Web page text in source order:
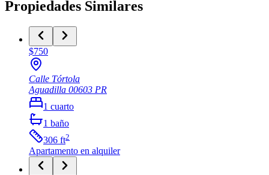
Propiedades Similares
$750
Calle Tórtola
Aguadilla 00603 PR
1 cuarto
1 baño
306 ft2
Apartamento en alquiler